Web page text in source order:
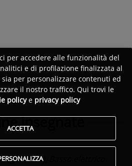
insegnate
(generica), Basso elettrico
per accedere alle funzionalità del
e di profilazione finalizzata al
per personalizzare contenuti ed
il nostro traffico. Qui trovi le
policye privacy policy
ACCETTA